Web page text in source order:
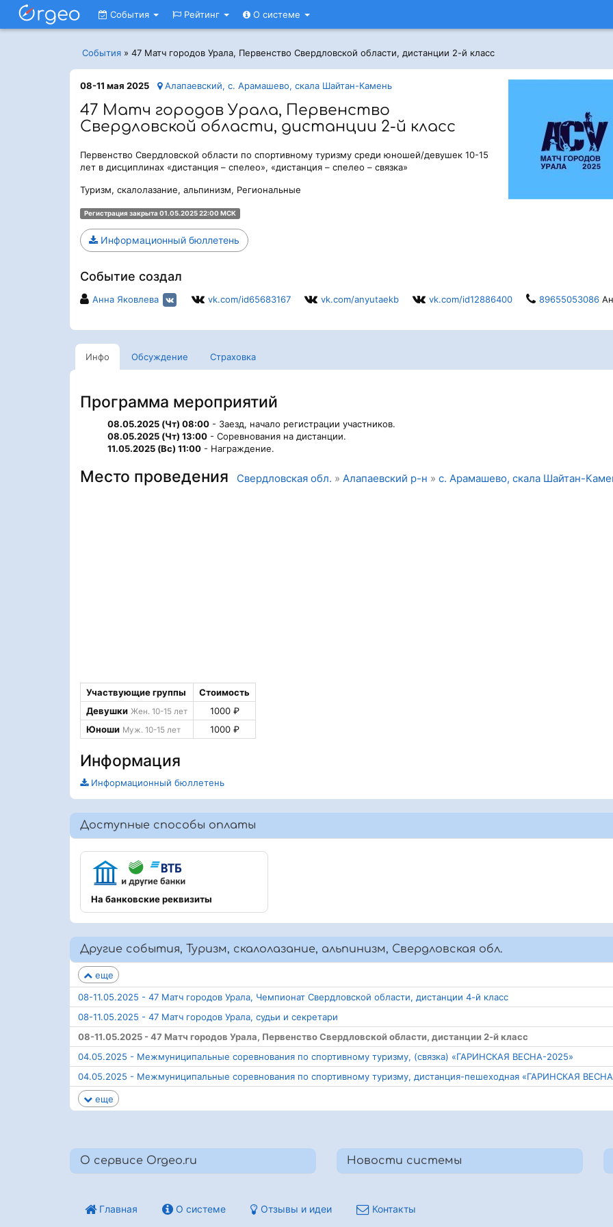
События Рейтинг О системе
События » 47 Матч городов Урала, Первенство Свердловской области, дистанции 2-й класс
08-11 мая 2025 Алапаевский, с. Арамашево, скала Шайтан-Камень
47 Матч городов Урала, Первенство
Свердловской области, дистанции 2-й класс
Первенство Свердловской области по спортивному туризму среди юношей/девушек 10-15
лет в дисциплинах «дистанция – спелео», «дистанция – спелео – связка»
Туризм, скалолазание, альпинизм, Региональные
Регистрация закрыта 01.05.2025 22:00 МСК
Информационный бюллетень
Событие создал
Анна Яковлева vk.com/id65683167 vk.com/anyutaekb vk.com/id12886400 89655053086
Инфо Обсуждение Страховка
Программа мероприятий
08.05.2025 (Чт) 08:00 - Заезд, начало регистрации участников.
08.05.2025 (Чт) 13:00 - Соревнования на дистанции.
11.05.2025 (Вс) 11:00 - Награждение.
Место проведения Свердловская обл. » Алапаевский р-н » с. Арамашево, скала Шайтан-
Участвующие группы
Стоимость
Девушки Жен. 10-15 лет
1000 ₽
Юноши Муж. 10-15 лет 1000 ₽
Информация
Информационный бюллетень
Доступные способы оплаты
На банковские реквизиты
Другие события, Туризм, скалолазание, альпинизм, Свердловская обл.
еще
08-11.05.2025 - 47 Матч городов Урала, Чемпионат Свердловской области, дистанции 4-й класс
08-11.05.2025 - 47 Матч городов Урала, судьи и секретари
08-11.05.2025 - 47 Матч городов Урала, Первенство Свердловской области, дистанции 2-й класс
04.05.2025 - Межмуниципальные соревнования по спортивному туризму, (связка) «ГАРИНСКАЯ ВЕСНА-2025»
04.05.2025 - Межмуниципальные соревнования по спортивному туризму, дистанция-пешеходная «ГАРИНСКАЯ
еще
О сервисе Orgeo.ru Новости системы
Главная О системе Отзывы и идеи Контакты